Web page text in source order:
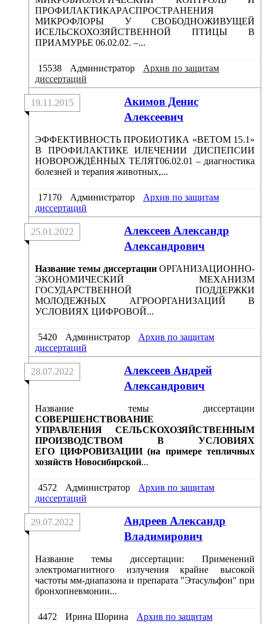
ПРОФИЛAКТИКAРAСПРОСТРAНЕНИЯ
МИКРОФЛОРЫ У СВОБОДНОЖИВУЩЕЙ
ИСЕЛЬСКОХОЗЯЙСТВЕННОЙ ПТИЦЫ В
ПРИAМУРЬЕ 06.02.02. –...
15538 Администратор
Архив по защитам
диссертаций
Акимов Денис
Алексеевич
19.11.2015
ЭФФЕКТИВНОСТЬ ПРОБИОТИКА «ВЕТОМ 15.1»
В ПРОФИЛАКТИКЕ ИЛЕЧЕНИИ ДИСПЕПСИИ
НОВОРОЖДЁННЫХ ТЕЛЯТ06.02.01 – диагностика
болезней и терапия животных,...
17170 Администратор
Архив по защитам
диссертаций
Алексеев Александр
Александрович
25.01.2022
Название темы диссертации ОРГАНИЗАЦИОННО-
ЭКОНОМИЧЕСКИЙ МЕХАНИЗМ
ГОСУДАРСТВЕННОЙ ПОДДЕРЖКИ
МОЛОДЕЖНЫХ АГРООРГАНИЗАЦИЙ В
УСЛОВИЯХ ЦИФРОВОЙ...
5420 Администратор
Архив по защитам
диссертаций
Алексеев Андрей
Александрович
28.07.2022
Название темы диссертации
СОВЕРШЕНСТВОВАНИЕ
УПРАВЛЕНИЯ СЕЛЬСКОХОЗЯЙСТВЕННЫМ
ПРОИЗВОДСТВОМ В УСЛОВИЯХ
ЕГО ЦИФРОВИЗАЦИИ (на примере тепличных
хозяйств Новосибирской...
4572 Администратор
Архив по защитам
диссертаций
Андреев Александр
Владимирович
29.07.2022
Название темы диссертации: Применений
электромагнитного излучения крайне высокой
частоты мм-диапазона и препарата "Этасульфон" при
бронхопневмонии...
4472 Ирина Шорина
Архив по защитам